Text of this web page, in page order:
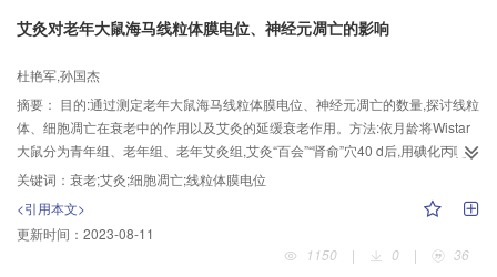
(38.91±18.43),(4.43±2.01)×102/mm2,积分光密度分别为(0.78±0.38),
(P<0.01),而治疗组具有显著的上调作用(P<0.01)。结论:针刺可逆转剥夺所造成
的神经元退变,有利于神经元传导功能的恢复及突触传递的重建。针刺对剥夺效
应的拮抗作用是通过影响神经营养因子的合成和分泌来实现的。
艾灸对老年大鼠海马线粒体膜电位、神经元凋亡的影响
杜艳军,孙国杰
摘要： 目的:通过测定老年大鼠海马线粒体膜电位、神经元凋亡的数量,探讨线粒
体、细胞凋亡在衰老中的作用以及艾灸的延缓衰老作用。方法:依月龄将Wistar
大鼠分为青年组、老年组、老年艾灸组,艾灸“百会”“肾俞”穴40 d后,用碘化丙啶
(PI)和罗丹明123(Rhodamine-123)荧光染料染色30 min,通过流式细胞仪测定细
胞内PI和Rhodamine-123的荧光强度,分析细胞线粒体膜电位、神经元凋亡的变
化。结果:老年组海马线粒体膜电位、神经元凋亡阳性百分比均较青年组、艾灸
组显著增高(P<0.01),青年组与艾灸组间无显著性差异(P>0.05)。结论:艾灸具有
延缓衰老的作用,可以抑制线粒体膜电位的改变,减少神经元凋亡。
关键词： 衰老;艾灸;细胞凋亡;线粒体膜电位
<引用本文>
更新时间： 2023-08-11
1150
| 0 | 36